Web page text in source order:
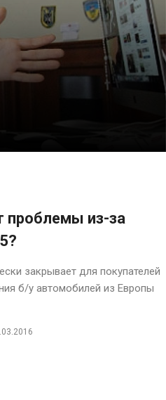
проблемы из-за
закрывает для покупателей
б/у автомобилей из Европы